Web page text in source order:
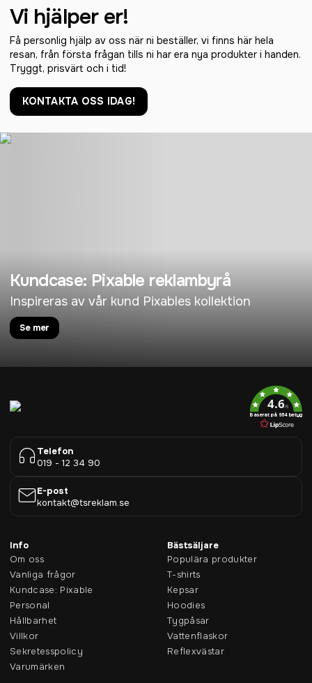
Vi hjälper er!
Få personlig hjälp av oss när ni beställer, vi finns här hela
resan, från första frågan tills ni har era nya produkter i handen.
Tryggt, prisvärt och i tid!
KONTAKTA OSS IDAG!
Kundcase: Pixable reklambyrå
Inspireras av vår kund Pixables kollektion
Se mer
4.6/5
Baserat på 954 betyg
Telefon
019 - 12 34 90
E-post
kontakt@tsreklam.se
Info
Om oss
Vanliga frågor
Kundcase: Pixable
Personal
Hållbarhet
Villkor
Sekretesspolicy
Varumärken
Bästsäljare
Populära produkter
T-shirts
Kepsar
Hoodies
Tygpåsar
Vattenflaskor
Reflexvästar